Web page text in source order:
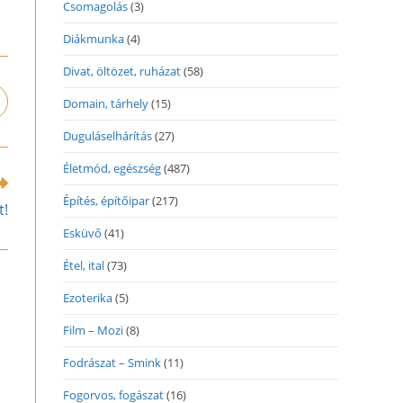
Csomagolás(3)
Diákmunka(4)
Divat, öltözet, ruházat(58)
Domain, tárhely(15)
Duguláselhárítás(27)
Életmód, egészség(487)
Építés, építőipar(217)
Esküvő (41)
Étel, ital(73)
Ezoterika(5)
Film – Mozi(8)
Fodrászat – Smink(11)
Fogorvos, fogászat(16)